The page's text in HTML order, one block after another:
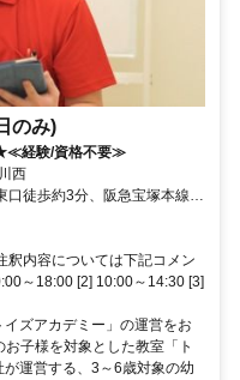
のみ)
★≪経験/資格不要≫
西
口徒歩約3分、阪急宝塚本線
〔宝塚線〕 川西池田北口徒
内容については下記コメン
～18:00 [2] 10:00～14:30 [3]
ズアカデミー」の運営をお
子様を対象とした教室「ト
運営する、3～6歳対象の幼